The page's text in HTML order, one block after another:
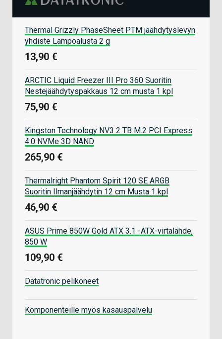
Thermal Grizzly PhaseSheet PTM jäähdytyslevyn
yhdiste Lämpöalusta 2 g
13,90 €
ARCTIC Liquid Freezer III Pro 360 Suoritin
Nestejäähdytyspakkaus 12 cm musta 1 kpl
75,90 €
Kingston Technology NV3 2 TB M.2 PCI Express
4.0 NVMe 3D NAND
265,90 €
Thermalright Phantom Spirit 120 SE ARGB
Suoritin Ilmanjäähdytin 12 cm Musta 1 kpl
46,90 €
ASUS Prime 850W Gold ATX 3.1 -ATX-virtalähde,
850 W
109,90 €
Datatronic pelikoneet
Komponenteille myös kasauspalvelu